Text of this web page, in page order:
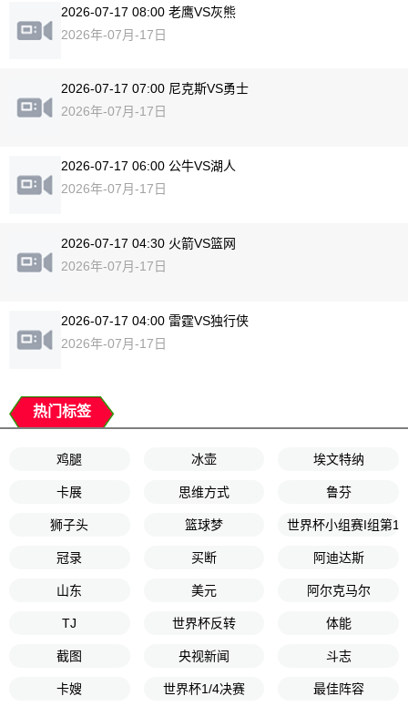
2026-07-17 08:00 老鹰VS灰熊
2026年-07月-17日
2026-07-17 07:00 尼克斯VS勇士
2026年-07月-17日
2026-07-17 06:00 公牛VS湖人
2026年-07月-17日
2026-07-17 04:30 火箭VS篮网
2026年-07月-17日
2026-07-17 04:00 雷霆VS独行侠
2026年-07月-17日
热门标签
鸡腿 冰壶 埃文特纳
卡展 思维方式 鲁芬
狮子头 篮球梦 世界杯小组赛I组第1
冠录 买断 阿迪达斯
山东 美元 阿尔克马尔
TJ 世界杯反转 体能
截图 央视新闻 斗志
卡嫂 世界杯1/4决赛 最佳阵容